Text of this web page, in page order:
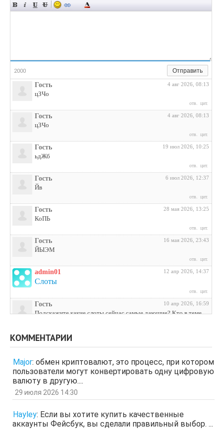
Отправить
2000
Гость 4 авг 2026, 08:13
цЗЧо
отв. цит.
Гость 4 авг 2026, 08:13
цЗЧо
отв. цит.
Гость 19 июл 2026, 10:25
ьдЖб
отв. цит.
Гость 6 июл 2026, 12:37
Йв
отв. цит.
Гость 28 мая 2026, 13:25
КоПЬ
отв. цит.
Гость 16 мая 2026, 23:43
ЙЫЭМ
отв. цит.
admin01 12 апр 2026, 14:37
Слоты
отв. цит.
Гость 10 апр 2026, 16:59
Подскажите какие слоты сейчас самые дающие? Кто в теме
Гость
отв. цит.
Гость 26 мар 2026, 01:35
мЛЙК
ащрд
отв. цит.
КОММЕНТАРИИ
Major: обмен криптовалют, это процесс, при котором
пользователи могут конвертировать одну цифровую
валюту в другую....
29 июля 2026 14:30
Hayley: Если вы хотите купить качественные
аккаунты Фейсбук, вы сделали правильный выбор. ...